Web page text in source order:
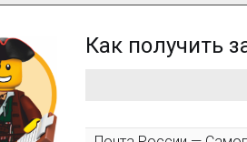
После того, как сумма Ваших
все повторные заказы - 10%
Как получить